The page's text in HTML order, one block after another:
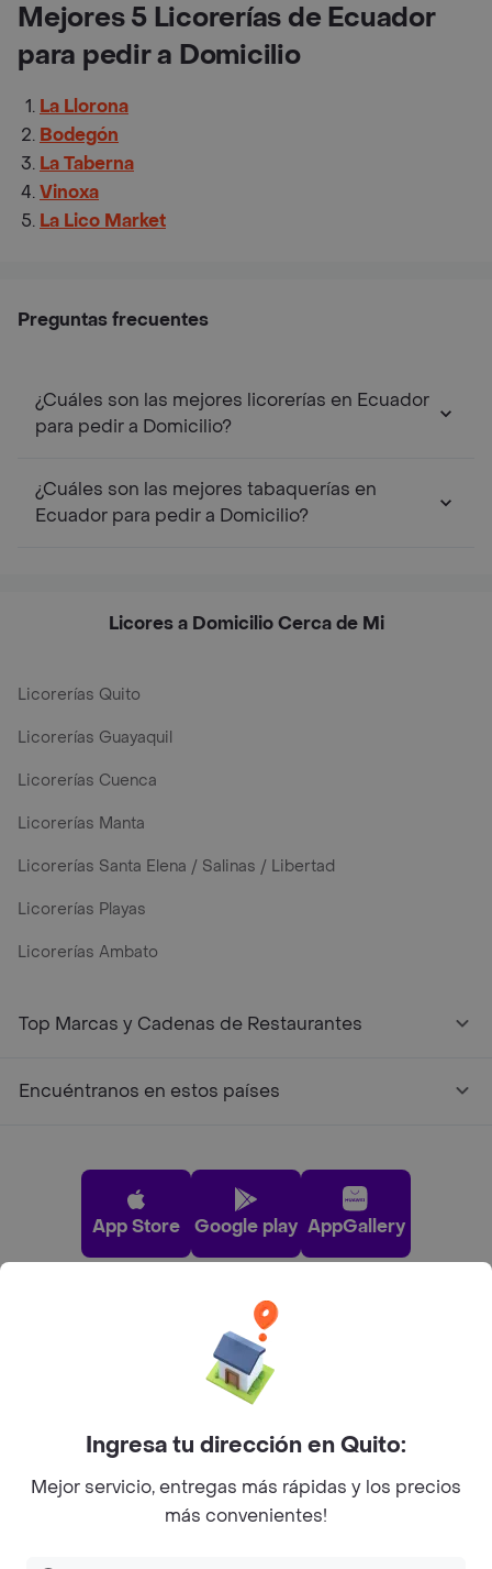
Mejores 5 Licorerías de Ecuador
para pedir a Domicilio
La Llorona
Bodegón
La Taberna
Vinoxa
La Lico Market
Preguntas frecuentes
¿Cuáles son las mejores licorerías en Ecuador
para pedir a Domicilio?
¿Cuáles son las mejores tabaquerías en
Ecuador para pedir a Domicilio?
Licores a Domicilio Cerca de Mi
Licorerías Quito
Licorerías Guayaquil
Licorerías Cuenca
Licorerías Manta
Licorerías Santa Elena / Salinas / Libertad
Licorerías Playas
Licorerías Ambato
Top Marcas y Cadenas de Restaurantes
Encuéntranos en estos países
App Store Google play AppGallery
Pide tu comida favorita cerca de ti
Ingresa tu dirección en Quito:
Mejor servicio, entregas más rápidas y los precios
más convenientes!